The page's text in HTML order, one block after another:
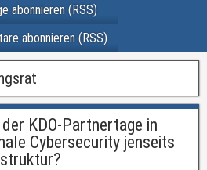
abonnieren (RSS)
abonnieren (RSS)
KDO-Partnertage in
Cybersecurity jenseits